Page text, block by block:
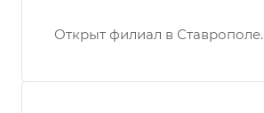
Открыт филиал в Ставрополе.